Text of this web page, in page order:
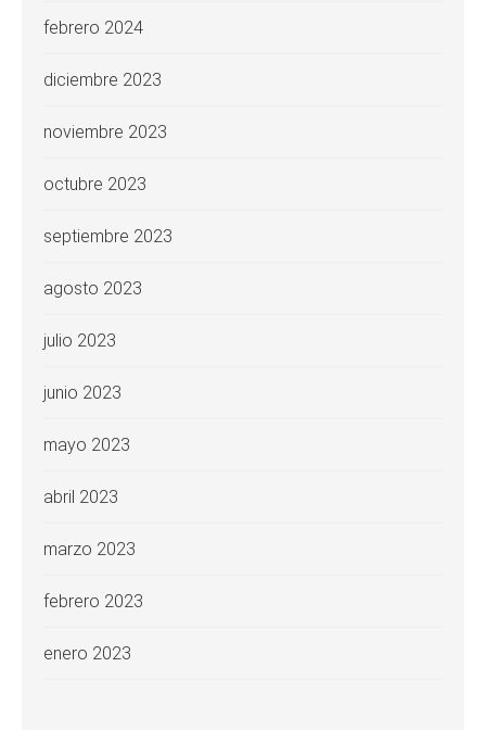
febrero 2024
diciembre 2023
noviembre 2023
octubre 2023
septiembre 2023
agosto 2023
julio 2023
junio 2023
mayo 2023
abril 2023
marzo 2023
febrero 2023
enero 2023